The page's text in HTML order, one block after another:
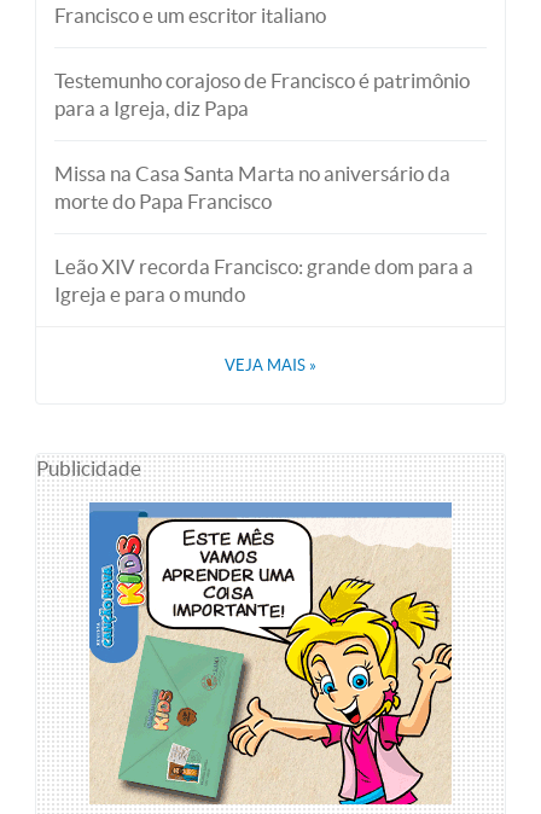
Francisco e um escritor italiano
Testemunho corajoso de Francisco é patrimônio
para a Igreja, diz Papa
Missa na Casa Santa Marta no aniversário da
morte do Papa Francisco
Leão XIV recorda Francisco: grande dom para a
Igreja e para o mundo
VEJA MAIS »
Publicidade